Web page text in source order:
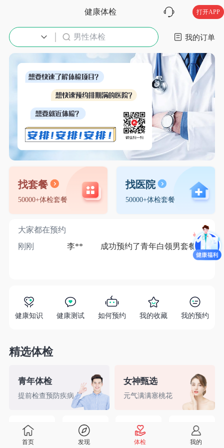
健康体检 打开APP
男性体检 入职体检 我的订单
找套餐
50000+体检套餐
找医院
50000+体检套餐
大家都在预约
刚刚
李** 成功预约了青年白领男套餐 1分
健康知识 健康测试 如何预约 我的收藏 我的预约
精选体检
青年体检
提前检查预防疾病
女神甄选
元气满满塞桃花
精英白领 备孕检查 入职体检 婚前检查
首页 发现 体检 我的